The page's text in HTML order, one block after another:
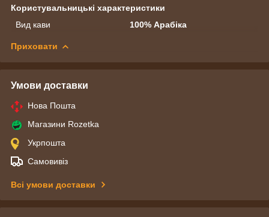
Користувальницькі характеристики
Вид кави
100% Арабіка
Приховати
Умови доставки
Нова Пошта
Магазини Rozetka
Укрпошта
Самовивіз
Всі умови доставки